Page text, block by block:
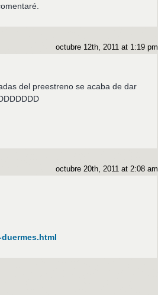
octubre 12th, 2011 at 1:19 pm
del preestreno se acaba de dar
octubre 20th, 2011 at 2:08 am